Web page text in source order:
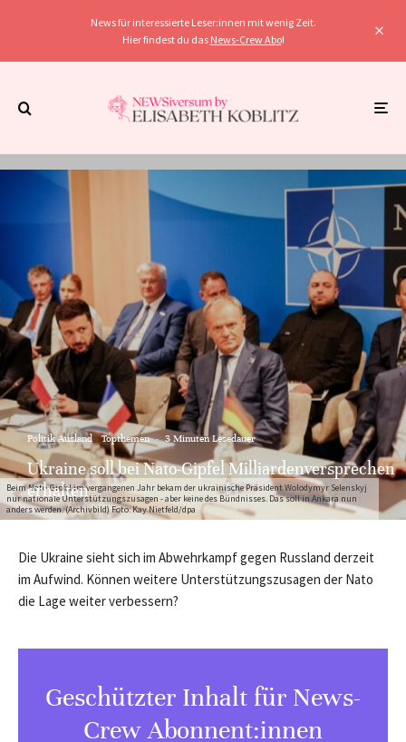
News für interessierte Leser:innen mit wenig Zeit.
Hier findest du das News-Crew Abo!
Beim Nato-Gipfel im vergangenen Jahr bekam der ukrainische Präsident Wolodymyr Selenskyj
nur nationale Unterstützungszusagen - aber keine des Bündnisses. Das soll in Ankara nun
anders werden. (Archivbild) Foto: Kay Nietfeld/dpa
Politik Ausland Topthemen · 3 Minuten Lesedauer
Ukraine soll bei Nato-Gipfel Milliardenversprechen
erhalten
Die Ukraine sieht sich im Abwehrkampf gegen Russland derzeit
im Aufwind. Können weitere Unterstützungszusagen der Nato
die Lage weiter verbessern?
Geschützter Inhalt für News-
Crew Abonnent:innen